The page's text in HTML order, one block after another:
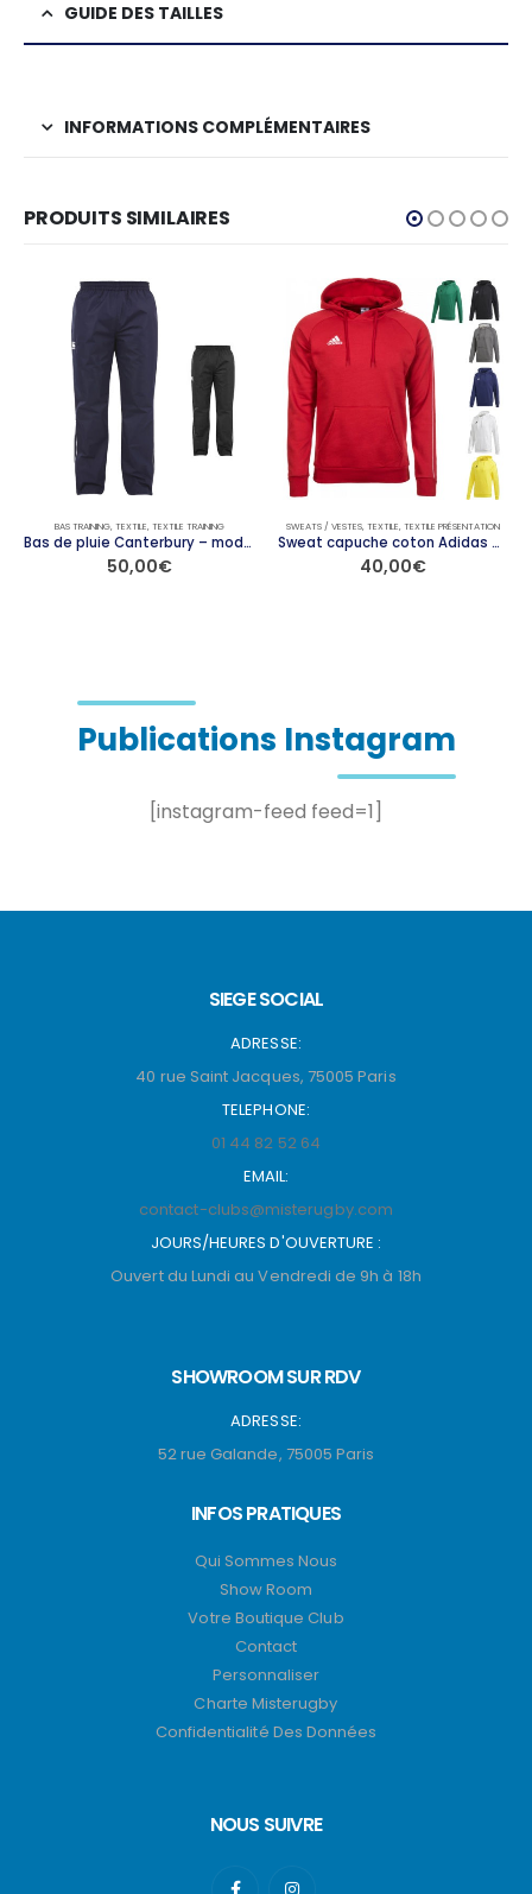
GUIDE DES TAILLES
INFORMATIONS COMPLÉMENTAIRES
PRODUITS SIMILAIRES
BAS TRAINING, TEXTILE, TEXTILE TRAINING
Bas de pluie Canterbury – modèle CONTACT
50,00€
SWEATS / VESTES, TEXTILE, TEXTILE PRÉSENTATION
Sweat capuche coton Adidas – modèle CORE 18
40,00€
Publications Instagram
[instagram-feed feed=1]
SIEGE SOCIAL
ADRESSE:
40 rue Saint Jacques, 75005 Paris
TELEPHONE:
01 44 82 52 64
EMAIL:
contact-clubs@misterugby.com
JOURS/HEURES D'OUVERTURE :
Ouvert du Lundi au Vendredi de 9h à 18h
SHOWROOM SUR RDV
ADRESSE:
52 rue Galande, 75005 Paris
INFOS PRATIQUES
Qui Sommes Nous
Show Room
Votre Boutique Club
Contact
Personnaliser
Charte Misterugby
Confidentialité Des Données
NOUS SUIVRE